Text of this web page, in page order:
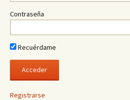
Contraseña
Recuérdame
Registrarse